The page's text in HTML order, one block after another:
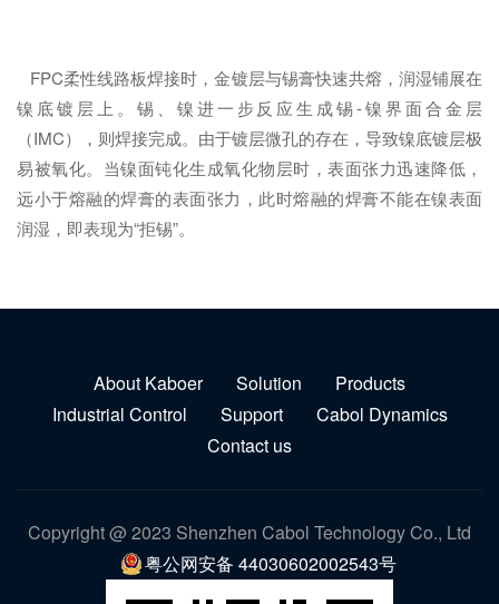
FPC柔性线路板焊接时，金镀层与锡膏快速共熔，润湿铺展在
镍底镀层上。锡、镍进一步反应生成锡-镍界面合金层
（IMC），则焊接完成。由于镀层微孔的存在，导致镍底镀层极
易被氧化。当镍面钝化生成氧化物层时，表面张力迅速降低，
远小于熔融的焊膏的表面张力，此时熔融的焊膏不能在镍表面
润湿，即表现为“拒锡”。
About Kaboer Solution
Products
Industrial Control
Support
Cabol Dynamics
Contact us
Copyright @ 2023 Shenzhen Cabol Technology Co., Ltd
粤公网安备 44030602002543号